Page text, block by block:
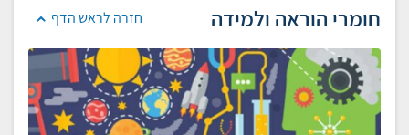
חזרה לראש הדף חומרי הוראה ולמידה